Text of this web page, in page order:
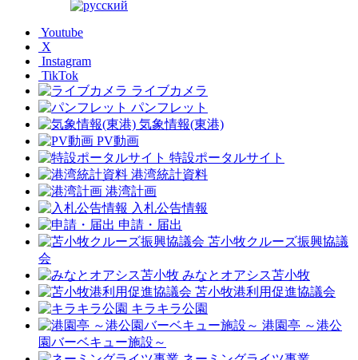
Youtube
X
Instagram
TikTok
ライブカメラ
パンフレット
気象情報(東港)
PV動画
特設ポータルサイト
港湾統計資料
港湾計画
入札公告情報
申請・届出
苫小牧クルーズ振興協議
会
みなとオアシス苫小牧
苫小牧港利用促進協議会
キラキラ公園
港園亭 ～港公
園バーベキュー施設～